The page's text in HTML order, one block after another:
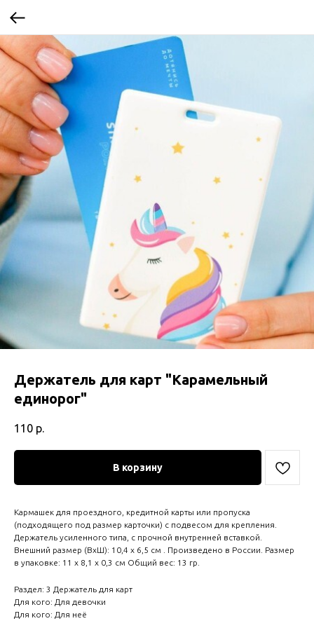
Держатель для карт "Карамельный
единорог"
110 р.
В корзину
Кармашек для проездного, кредитной карты или пропуска
(подходящего под размер карточки) с подвесом для крепления.
Держатель усиленного типа, с прочной внутренней вставкой.
Внешний размер (ВхШ): 10,4 х 6,5 см . Произведено в России. Размер
в упаковке: 11 х 8,1 х 0,3 см Общий вес: 13 гр.
Раздел: 3 Держатель для карт
Для кого: Для девочки
Для кого: Для неё